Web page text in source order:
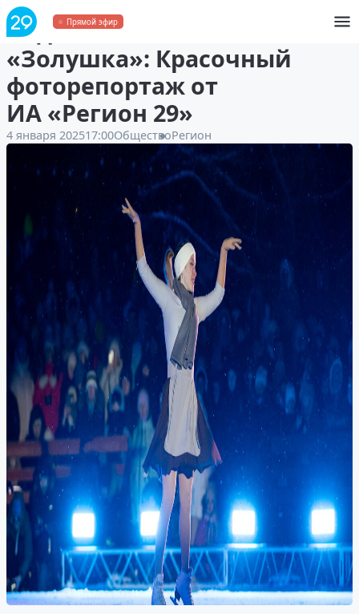
Прямой эфир
Ледовый спектакль
«Золушка»: Красочный
фоторепортаж от
ИА «Регион 29»
4 января 202517:00ОбществоРегион